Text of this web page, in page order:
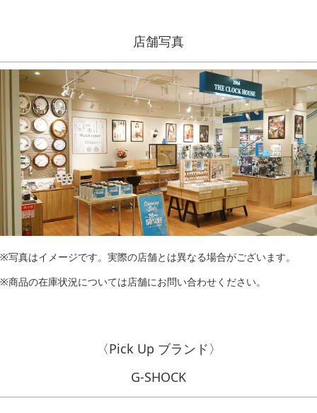
店舗写真
※写真はイメージです。実際の店舗とは異なる場合がございます。
※商品の在庫状況については店舗にお問い合わせください。
〈Pick Up ブランド〉
G-SHOCK